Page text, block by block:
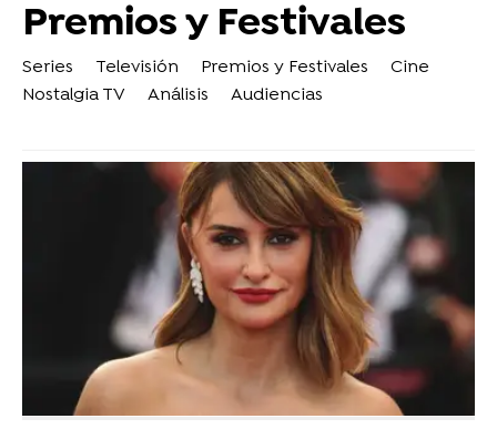
Premios y Festivales
Series Televisión Premios y Festivales
Cine
Nostalgia TV
Análisis Audiencias